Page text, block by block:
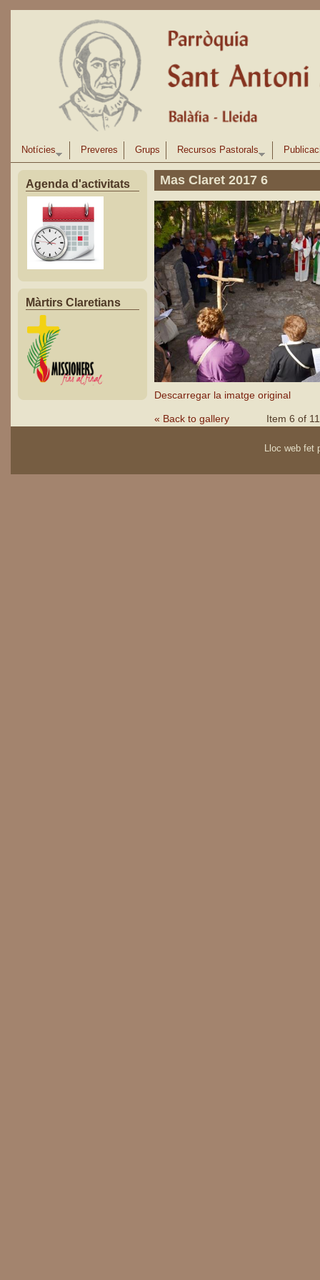
Notícies Preveres Grups Recursos Pastorals
Agenda d'activitats
Màrtirs Claretians
Mas Claret 2017 6
Descarregar la imatge original
« Back to gallery Item 6 of 11
Lloc web fet